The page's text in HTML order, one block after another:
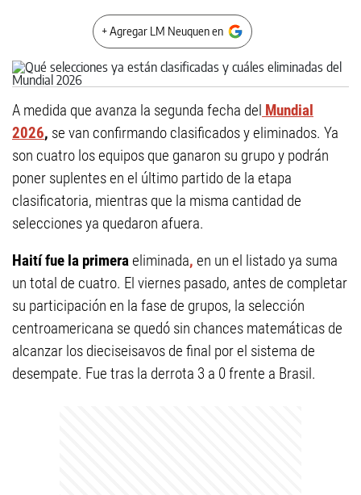
+ Agregar LM Neuquen en
A medida que avanza la segunda fecha del Mundial
2026, se van confirmando clasificados y eliminados. Ya
son cuatro los equipos que ganaron su grupo y podrán
poner suplentes en el último partido de la etapa
clasificatoria, mientras que la misma cantidad de
selecciones ya quedaron afuera.
Haití fue la primeraeliminada, en un el listado ya suma
un total de cuatro. El viernes pasado, antes de completar
su participación en la fase de grupos, la selección
centroamericana se quedó sin chances matemáticas de
alcanzar los dieciseisavos de final por el sistema de
desempate. Fue tras la derrota 3 a 0 frente a Brasil.